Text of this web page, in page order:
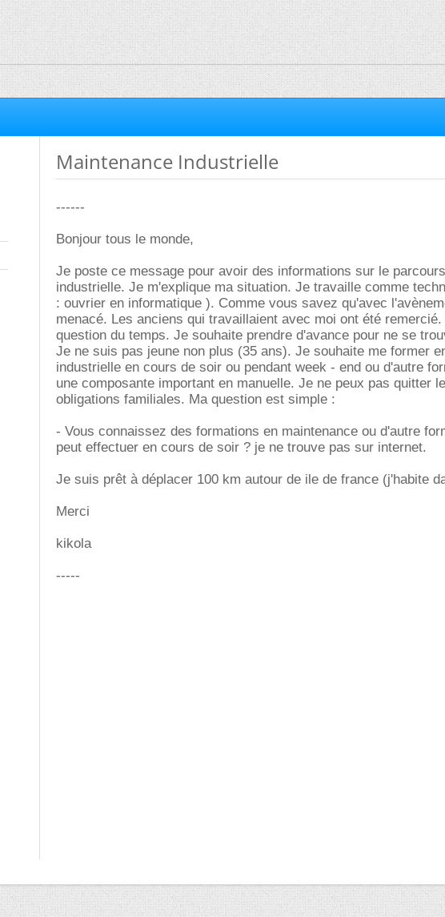
Maintenance Industrielle
------
Bonjour tous le monde,
Je poste ce message pour avoir des informations sur le
industrielle. Je m'explique ma situation. Je travaille comme
: ouvrier en informatique ). Comme vous savez qu'avec
menacé. Les anciens qui travaillaient avec moi ont été
question du temps. Je souhaite prendre d'avance pour ne se
Je ne suis pas jeune non plus (35 ans). Je souhaite me former
industrielle en cours de soir ou pendant week - end ou d'autre
une composante important en manuelle. Je ne peux pas quitter
obligations familiales. Ma question est simple :
- Vous connaissez des formations en maintenance ou d'autre
peut effectuer en cours de soir ? je ne trouve pas sur internet.
Je suis prêt à déplacer 100 km autour de ile de france (j'habite
Merci
kikola
-----